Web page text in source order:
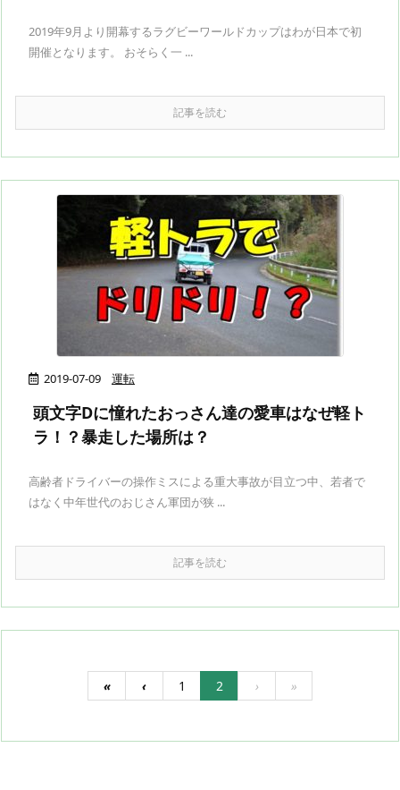
2019年9月より開幕するラグビーワールドカップはわが日本で初
開催となります。 おそらく一 ...
記事を読む
2019-07-09 運転
頭文字Dに憧れたおっさん達の愛車はなぜ軽ト
ラ！？暴走した場所は？
高齢者ドライバーの操作ミスによる重大事故が目立つ中、若者で
はなく中年世代のおじさん軍団が狭 ...
記事を読む
« ‹ 1 2 › »